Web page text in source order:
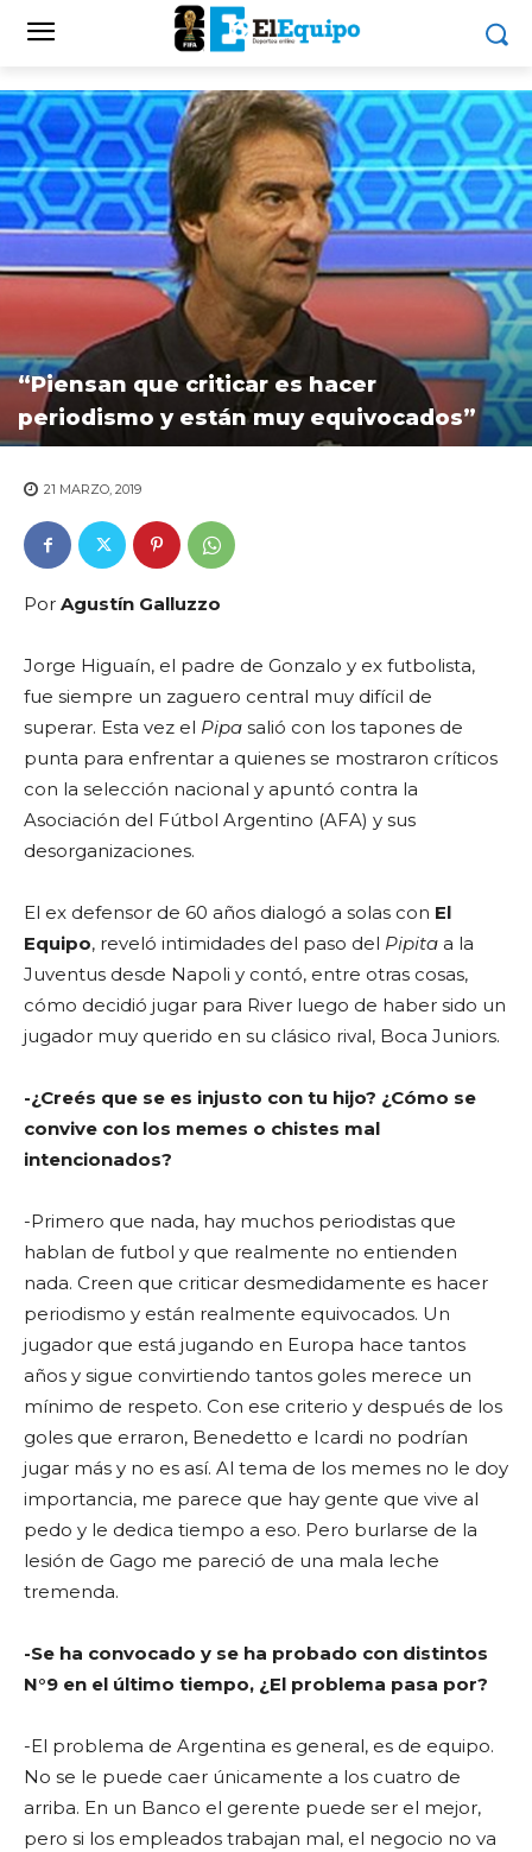
“Piensan que criticar es hacer
periodismo y están muy equivocados”
21 MARZO, 2019
Por Agustín Galluzzo
Jorge Higuaín, el padre de Gonzalo y ex futbolista,
fue siempre un zaguero central muy difícil de
superar. Esta vez el Pipa salió con los tapones de
punta para enfrentar a quienes se mostraron críticos
con la selección nacional y apuntó contra la
Asociación del Fútbol Argentino (AFA) y sus
desorganizaciones.
El ex defensor de 60 años dialogó a solas con El
Equipo, reveló intimidades del paso del Pipita a la
Juventus desde Napoli y contó, entre otras cosas,
cómo decidió jugar para River luego de haber sido un
jugador muy querido en su clásico rival, Boca Juniors.
-¿Creés que se es injusto con tu hijo? ¿Cómo se
convive con los memes o chistes mal
intencionados?
-Primero que nada, hay muchos periodistas que
hablan de futbol y que realmente no entienden
nada. Creen que criticar desmedidamente es hacer
periodismo y están realmente equivocados. Un
jugador que está jugando en Europa hace tantos
años y sigue convirtiendo tantos goles merece un
mínimo de respeto. Con ese criterio y después de los
goles que erraron, Benedetto e Icardi no podrían
jugar más y no es así. Al tema de los memes no le doy
importancia, me parece que hay gente que vive al
pedo y le dedica tiempo a eso. Pero burlarse de la
lesión de Gago me pareció de una mala leche
tremenda.
-Se ha convocado y se ha probado con distintos
N°9 en el último tiempo, ¿El problema pasa por?
-El problema de Argentina es general, es de equipo.
No se le puede caer únicamente a los cuatro de
arriba. En un Banco el gerente puede ser el mejor,
pero si los empleados trabajan mal, el negocio no va